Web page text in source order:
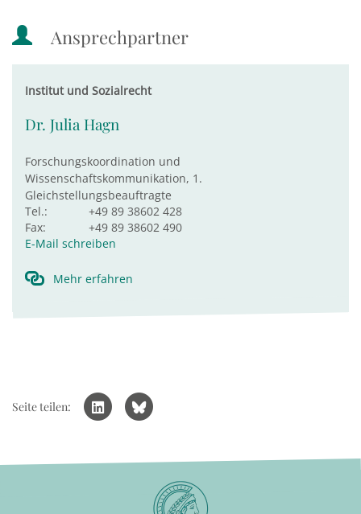
Ansprechpartner
Institut und Sozialrecht
Dr. Julia Hagn
Forschungskoordination und
Wissenschaftskommunikation, 1.
Gleichstellungsbeauftragte
Tel.:
+49 89 38602 428
Fax:
+49 89 38602 490
E-Mail schreiben
Mehr erfahren
Seite teilen: